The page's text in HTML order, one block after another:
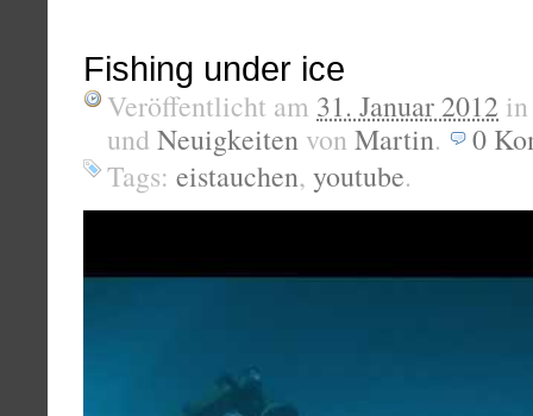
Fishing under ice
Veröffentlicht am 31. Januar 2012
und Neuigkeiten von Martin. 0
Tags: eistauchen, youtube.